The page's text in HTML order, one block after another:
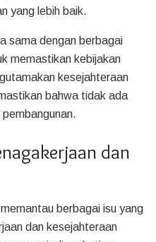
yang lebih baik.
sama dengan berbagai
memastikan kebijakan
kesejahteraan
bahwa tidak ada
dan
berbagai isu yang
dan kesejahteraan